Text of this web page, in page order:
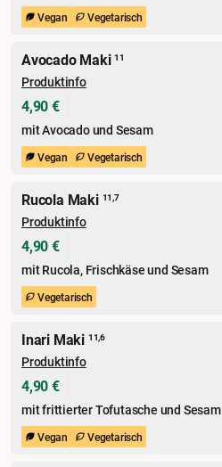
Vegan Vegetarisch
Avocado Maki11
Produktinfo
4,90 €
mit Avocado und Sesam
Vegan Vegetarisch
Rucola Maki 11,7
Produktinfo
4,90 €
mit Rucola, Frischkäse und Sesam
Vegetarisch
Inari Maki 11,6
Produktinfo
4,90 €
mit frittierter Tofutasche und Sesam
Vegan Vegetarisch